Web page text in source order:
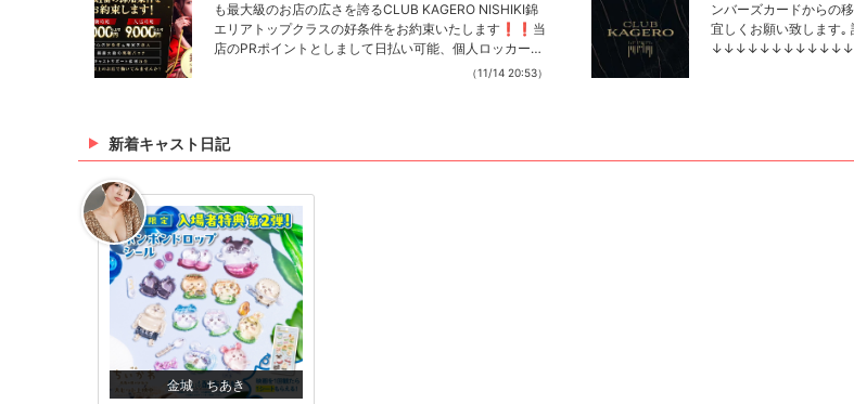
も最大級のお店の広さを誇るCLUB KAGERO NISHIKI錦
エリアトップクラスの好条件をお約束いたします❗️❗️当
店のPRポイントとしまして日払い可能、個人ロッカー完
備、レンタルドレスあり、1日体験OK(派閥なし)、毎月各
なっており体験時の時給はなんと⭐️10,000円⭐️ 只今CL
UB KAGERO NISHIKIでは未経験の方・経験者の方ともに
未経験の女の子、夜職にチャレンジしたい女の子わから
ないことだらけでもこの業界の経験豊富なスタッフがお
りますのでイチから丁寧にお仕事、マナーなど細かく教
えます❗️❗️お店も給料面やシフトなど働きやすい環境だ
と自信があります❗️当店にしかないSSコンシェルジュシ
ステムなどなど❗️❗️（未経験だけど夜職に興味がある
子）（お仕事しやすいお店を探している子）(副業でお金
を稼ぎたい子)（夜の時間を有効活用したい子）（今まで
以上の収入を目指している子）など、未経験の子や移籍
など考えている子、悩んでいる子ぜひCLUB KAGERO NI
SHIKIへ❗️❗️気になった方、質問等は★求人情報★上記
（11/14 20:53）
ンバーズカードからの
宜しくお願い致します
応しております❗️アプ
タッフから詳しくご説
新着キャスト日記
金城 ちあき